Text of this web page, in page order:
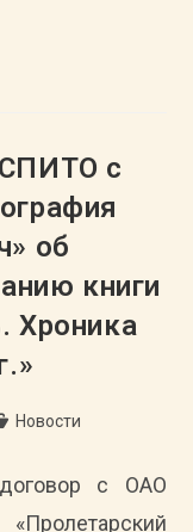
с
об
книги
Хроника
Новости
с ОАО